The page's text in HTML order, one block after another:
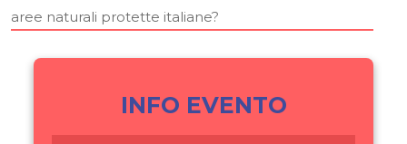
aree naturali protette italiane?
INFO EVENTO